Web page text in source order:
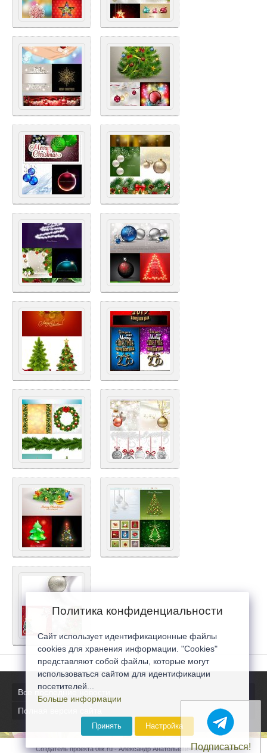
Все последние новости
Полная версия сайта
Создатель проекта 0lik.ru - Александр Анатольевич © 2007-2026
Подписаться!
Политика конфиденциальности
Сайт использует идентификационные файлы
cookies для хранения информации. "Cookies"
представляют собой файлы, которые могут
использоваться сайтом для идентификации
посетителей...
Больше информации
Принять Настройка